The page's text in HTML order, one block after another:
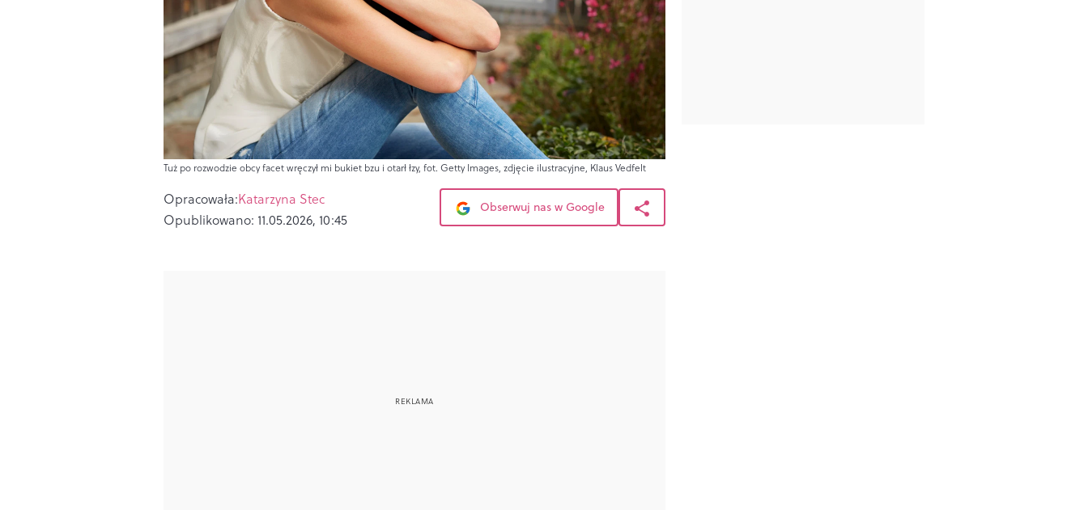
Tuż po rozwodzie obcy facet wręczył mi bukiet bzu i otarł łzy, fot. Getty Images, zdjęcie ilustracyjne, Klaus Vedfelt
Opracowała:Katarzyna Stec
Opublikowano: 11.05.2026, 10:45
Obserwuj nas w Google